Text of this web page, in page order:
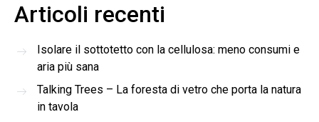
Articoli recenti
Isolare il sottotetto con la cellulosa: meno consumi e
aria più sana
Talking Trees – La foresta di vetro che porta la natura
in tavola